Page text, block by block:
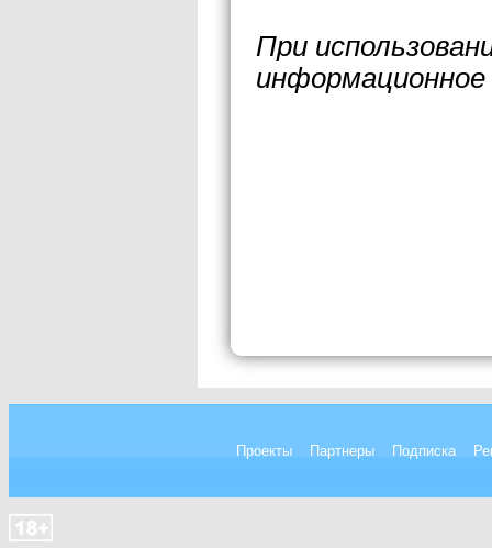
При
Проекты Партнеры Подписка